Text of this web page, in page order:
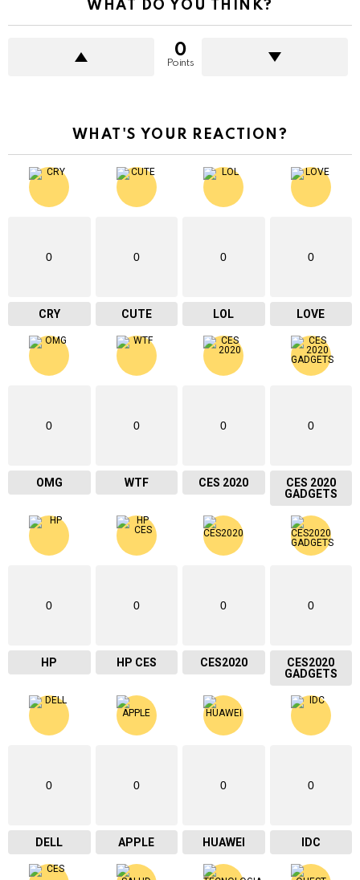
WHAT DO YOU THINK?
0
Points
WHAT'S YOUR REACTION?
0
CRY
0
CUTE
0
LOL
0
LOVE
0
OMG
0
WTF
0
CES 2020
0
CES 2020
GADGETS
0
HP
0
HP CES
0
CES2020
0
CES2020
GADGETS
0
DELL
0
APPLE
0
HUAWEI
0
IDC